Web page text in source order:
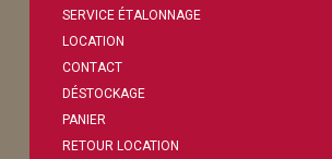
SERVICE ÉTALONNAGE
LOCATION
CONTACT
DÉSTOCKAGE
PANIER
RETOUR LOCATION